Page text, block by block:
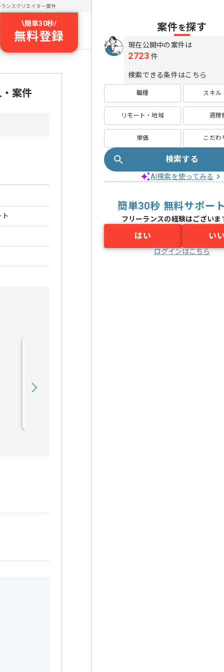
ランスクリエイター案件
\簡単30秒/
無料登録
案件
案件を探す
現在公開中の案件は
2723 件
検索できる条件はこちら
職種 スキル
リモート・地域 週稼
単価 こだわ
検索する
AI検索を使ってみる
簡単30秒 無料サポー
フリーランスの経験はございま
はい い
ログインはこちら